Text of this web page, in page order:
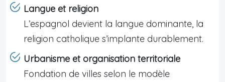
Langue et religion
L’espagnol devient la langue dominante, la
religion catholique s’implante durablement.
Urbanisme et organisation territoriale
Fondation de villes selon le modèle